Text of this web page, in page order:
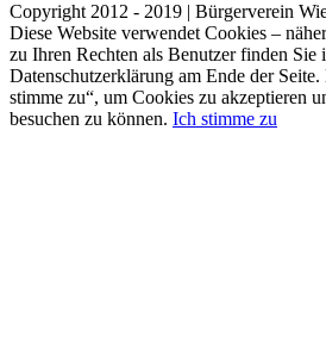
Copyright 2012 - 2019 | Bürgerverein
Diese Website verwendet Cookies –
zu Ihren Rechten als Benutzer finden Sie
Datenschutzerklärung am Ende der
stimme zu“, um Cookies zu akzeptieren
besuchen zu können. Ich stimme zu